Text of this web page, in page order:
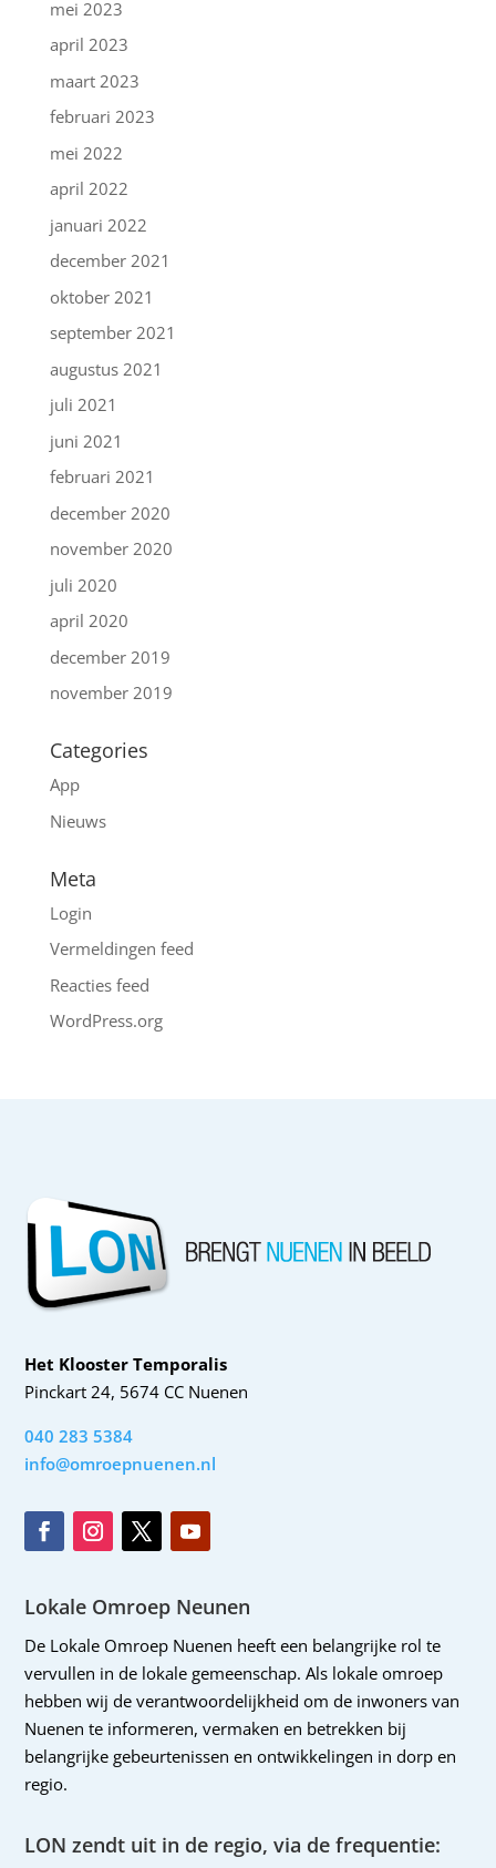
mei 2023
april 2023
maart 2023
februari 2023
mei 2022
april 2022
januari 2022
december 2021
oktober 2021
september 2021
augustus 2021
juli 2021
juni 2021
februari 2021
december 2020
november 2020
juli 2020
april 2020
december 2019
november 2019
Categories
App
Nieuws
Meta
Login
Vermeldingen feed
Reacties feed
WordPress.org
Het Klooster Temporalis
Pinckart 24, 5674 CC Nuenen
040 283 5384
info@omroepnuenen.nl
Lokale Omroep Neunen
De Lokale Omroep Nuenen heeft een belangrijke rol te
vervullen in de lokale gemeenschap. Als lokale omroep
hebben wij de verantwoordelijkheid om de inwoners van
Nuenen te informeren, vermaken en betrekken bij
belangrijke gebeurtenissen en ontwikkelingen in dorp en
regio.
LON zendt uit in de regio, via de frequentie: